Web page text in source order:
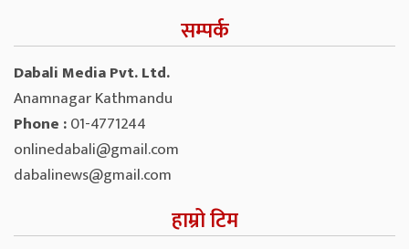
सम्पर्क
Dabali Media Pvt. Ltd.
Anamnagar Kathmandu
Phone :01-4771244
onlinedabali@gmail.com
dabalinews@gmail.com
हाम्रो टिम